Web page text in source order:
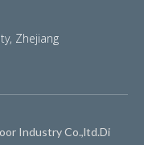
Zhejiang
Industry Co.,ltd.Di